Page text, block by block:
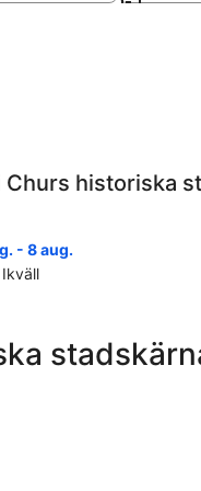
historiska
- 8 aug.
Ikväll